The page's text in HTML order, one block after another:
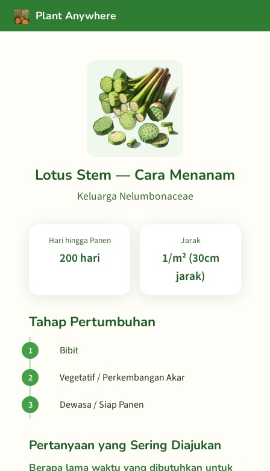
Plant Anywhere
Lotus Stem — Cara Menanam
Keluarga Nelumbonaceae
Hari hingga Panen
200 hari
Jarak
1/m² (30cm
jarak)
Tahap Pertumbuhan
Bibit
Vegetatif / Perkembangan Akar
Dewasa / Siap Panen
Pertanyaan yang Sering Diajukan
Berapa lama waktu yang dibutuhkan untuk